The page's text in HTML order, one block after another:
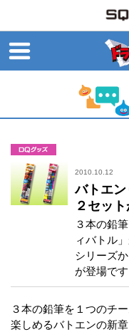
2010.10.12
バトエ
２セット
３本の鉛
ィバトル
シリーズ
が登場です
３本の鉛筆を１つのチ
楽しめるバトエンの新